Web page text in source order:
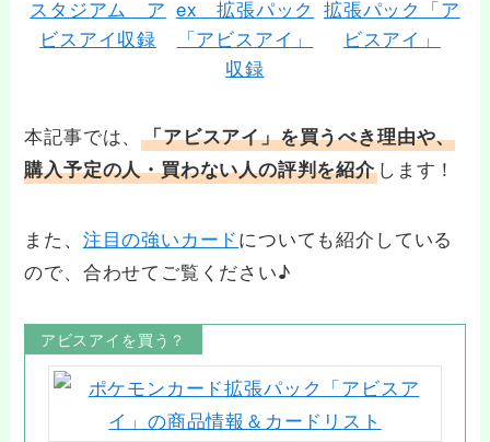
本記事では、「アビスアイ」を買うべき理由や、
購入予定の人・買わない人の評判を紹介します！
また、 注目の強いカードについても紹介している
ので、合わせてご覧ください♪
アビスアイを買う？